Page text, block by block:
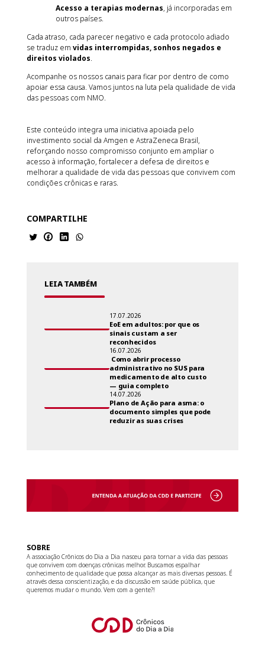
Acesso a terapias modernas, já incorporadas em
outros países.
Cada atraso, cada parecer negativo e cada protocolo adiado
se traduz em vidas interrompidas, sonhos negados e
direitos violados.
Acompanhe os nossos canais para ficar por dentro de como
apoiar essa causa. Vamos juntos na luta pela qualidade de vida
das pessoas com NMO.
Este conteúdo integra uma iniciativa apoiada pelo
investimento social da Amgen e AstraZeneca Brasil,
reforçando nosso compromisso conjunto em ampliar o
acesso à informação, fortalecer a defesa de direitos e
melhorar a qualidade de vida das pessoas que convivem com
condições crônicas e raras.
COMPARTILHE
LEIA TAMBÉM
17.07.2026
EoE em adultos: por que os
sinais custam a ser
reconhecidos
16.07.2026
Como abrir processo
administrativo no SUS para
medicamento de alto custo
— guia completo
14.07.2026
Plano de Ação para asma: o
documento simples que pode
reduzir as suas crises
SOBRE
A associação Crônicos do Dia a Dia nasceu para tornar a vida das pessoas
que convivem com doenças crônicas melhor. Buscamos espalhar
conhecimento de qualidade que possa alcançar as mais diversas pessoas. É
através dessa conscientização, e da discussão em saúde pública, que
queremos mudar o mundo. Vem com a gente?!